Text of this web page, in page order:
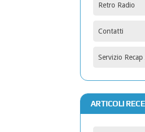
Retro Radio
Contatti
Servizio Recap
ARTICOLI